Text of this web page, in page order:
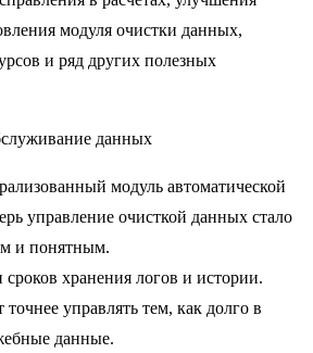
модуля очистки данных,
и ряд других полезных
данных
модуль автоматической
управление очисткой данных стало
и понятным.
хранения логов и истории.
управлять тем, как долго в
данные.